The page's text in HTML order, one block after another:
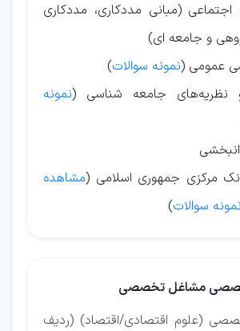
اجتماعی (مبانی مددکاری، مددکاری
و جامعه ای)
عمومی (نمونه سوالات)
نظریه‌های جامعه شناسی (نمونه
مرکزی جمهوری اسلامی (مشاهده
نمونه سوالات)
مشاغل تخصصی
(علوم اقتصادی/اقتصاد) (ردیف